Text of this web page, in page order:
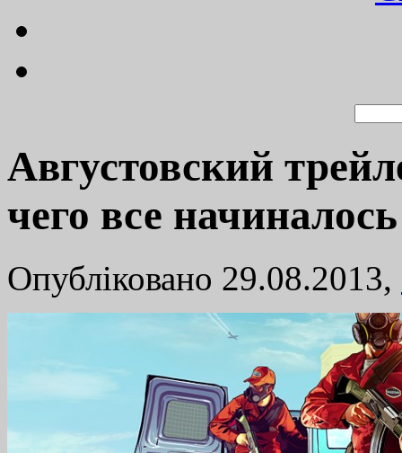
Августовский
чего все начиналось
Опубліковано 29.08.2013,